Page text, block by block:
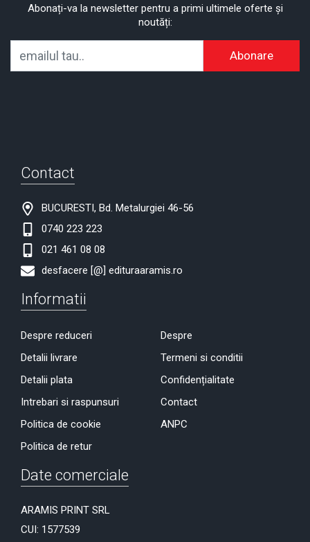
Abonați-va la newsletter pentru a primi ultimele oferte și
noutăți:
Abonare
Contact
BUCURESTI, Bd. Metalurgiei 46-56
0740 223 223
021 461 08 08
desfacere [@] edituraaramis.ro
Informatii
Despre reduceri
Detalii livrare
Detalii plata
Intrebari si raspunsuri
Politica de cookie
Politica de retur
Despre
Termeni si conditii
Confidențialitate
Contact
ANPC
Date comerciale
ARAMIS PRINT SRL
CUI: 1577539